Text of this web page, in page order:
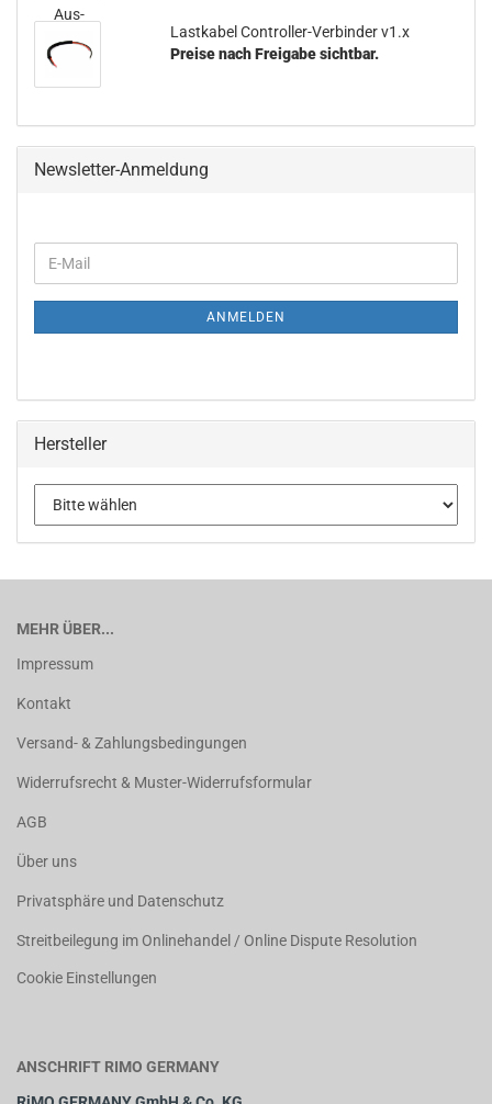
Lastkabel Controller-Verbinder v1.x
Preise nach Freigabe sichtbar.
Newsletter-Anmeldung
ANMELDEN
Hersteller
MEHR ÜBER...
Impressum
Kontakt
Versand- & Zahlungsbedingungen
Widerrufsrecht & Muster-Widerrufsformular
AGB
Über uns
Privatsphäre und Datenschutz
Streitbeilegung im Onlinehandel / Online Dispute Resolution
Cookie Einstellungen
ANSCHRIFT RIMO GERMANY